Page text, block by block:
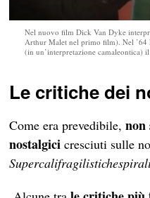
Nel nuovo film Dick Van Dyke
Arthur Malet nel primo film). Nel ’64
(in un’interpretazione camaleontica)
Le critiche dei
Come era prevedibile,non
nostalgici cresciuti sulle